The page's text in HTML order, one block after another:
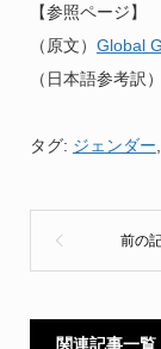
【参照ページ】
（原文） Global
（日本語参考訳
タグ: ジェンダー
関連記事一覧